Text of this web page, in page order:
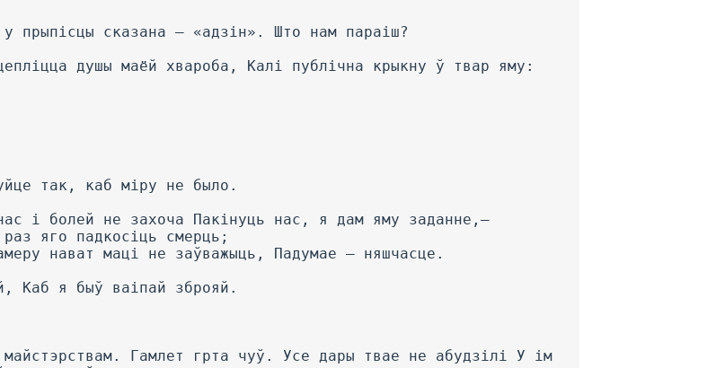
сказана — «адзін». Што нам параіш?
душы маёй хвароба, Калі публічна крыкну ў твар яму:
так, каб міру не было.
і болей не захоча Пакінуць нас, я дам яму заданне,—
яго падкосіць смерць;
нават маці не заўважыць, Падумае — няшчасце.
Каб я быў ваіпай зброяй.
Гамлет грта чуў. Усе дары твае не абудзілі У ім